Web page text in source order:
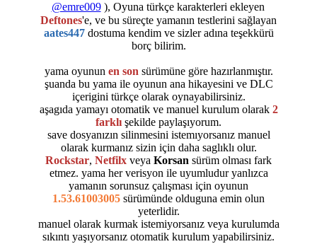
@emre009 ), Oyuna türkçe karakterleri ekleyen
Deftones'e, ve bu süreçte yamanın testlerini sağlayan
aates447dostuma kendim ve sizler adına teşekkürü
borç bilirim.
yama oyunun en son sürümüne göre hazırlanmıştır.
şuanda bu yama ile oyunun ana hikayesini ve DLC
içerigini türkçe olarak oynayabilirsiniz.
aşagıda yamayı otomatik ve manuel kurulum olarak 2
farklı şekilde paylaşıyorum.
save dosyanızın silinmesini istemıyorsanız manuel
olarak kurmanız sizin için daha saglıklı olur.
Rockstar, Netfilx veya Korsan sürüm olması fark
etmez. yama her verisyon ile uyumludur yanlızca
yamanın sorunsuz çalışması için oyunun
1.53.61003005 sürümünde olduguna emin olun
yeterlidir.
manuel olarak kurmak istemiyorsanız veya kurulumda
sıkıntı yaşıyorsanız otomatik kurulum yapabilirsiniz.